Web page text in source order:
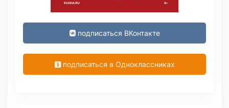
подписаться ВКонтакте
подписаться в Одноклассниках